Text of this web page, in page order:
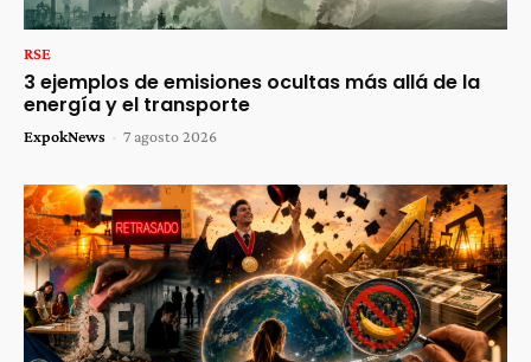
RSE
3 ejemplos de emisiones ocultas más allá de la
energía y el transporte
ExpokNews - 7 agosto 2026